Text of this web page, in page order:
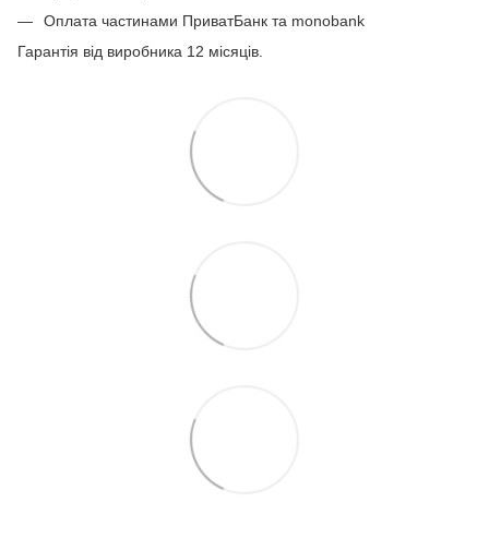
Оплата частинами ПриватБанк та monobank
Гарантія від виробника 12 місяців.